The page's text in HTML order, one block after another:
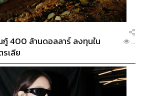
กู้ 400 ล้านดอลลาร์ ลงทุนใน
เลีย
...